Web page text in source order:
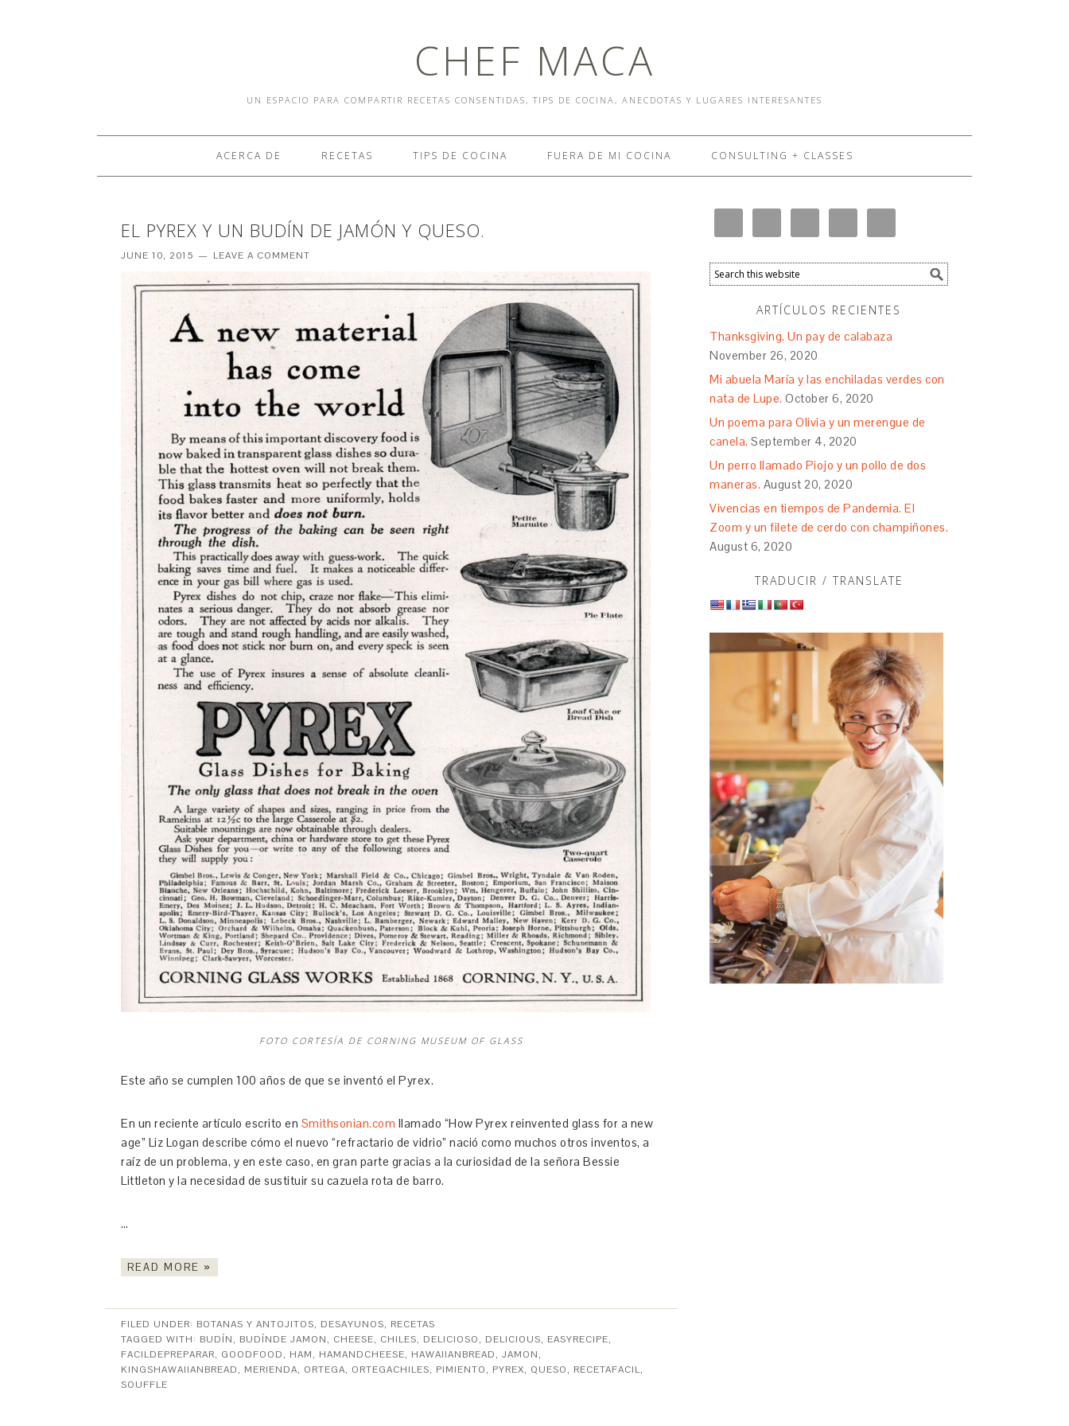
CHEF MACA
UN ESPACIO PARA COMPARTIR RECETAS CONSENTIDAS, TIPS DE COCINA, ANECDOTAS Y LUGARES INTERESANTES
ACERCA DE RECETAS TIPS DE COCINA FUERA DE MI COCINA CONSULTING + CLASSES
EL PYREX Y UN BUDÍN DE JAMÓN Y QUESO.
JUNE 10, 2015 LEAVE A COMMENT
FOTO CORTESÍA DE CORNING MUSEUM OF GLASS
Este año se cumplen 100 años de que se inventó el Pyrex.
En un reciente artículo escrito en Smithsonian.com llamado “How Pyrex reinvented glass for a new
age” Liz Logan describe cómo el nuevo “refractario de vidrio” nació como muchos otros inventos, a
raíz de un problema, y en este caso, en gran parte gracias a la curiosidad de la señora Bessie
Littleton y la necesidad de sustituir su cazuela rota de barro.
…
READ MORE »
FILED UNDER: BOTANAS Y ANTOJITOS, DESAYUNOS, RECETAS
TAGGED WITH: BUDÍN, BUDÍNDE JAMON, CHEESE, CHILES, DELICIOSO, DELICIOUS, EASYRECIPE,
FACILDEPREPARAR, GOODFOOD, HAM, HAMANDCHEESE, HAWAIIANBREAD, JAMON,
KINGSHAWAIIANBREAD, MERIENDA, ORTEGA, ORTEGACHILES, PIMIENTO, PYREX, QUESO, RECETAFACIL,
SOUFFLE
ARTÍCULOS RECIENTES
Thanksgiving. Un pay de calabaza
November 26, 2020
Mi abuela María y las enchiladas verdes con
nata de Lupe. October 6, 2020
Un poema para Olivia y un merengue de
canela. September 4, 2020
Un perro llamado Piojo y un pollo de dos
maneras. August 20, 2020
Vivencias en tiempos de Pandemia. El
Zoom y un filete de cerdo con champiñones.
August 6, 2020
TRADUCIR / TRANSLATE